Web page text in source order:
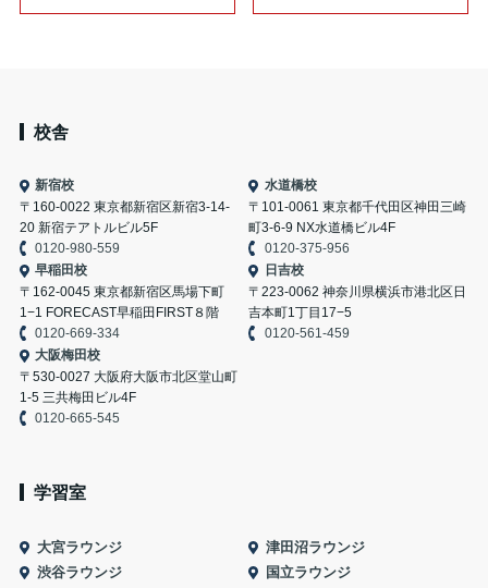
校舎
新宿校
〒160-0022 東京都新宿区新宿3-14-
20 新宿テアトルビル5F
0120-980-559
水道橋校
〒101-0061 東京都千代田区神田三崎
町3-6-9 NX水道橋ビル4F
0120-375-956
早稲田校
〒162-0045 東京都新宿区馬場下町
1−1 FORECAST早稲田FIRST８階
0120-669-334
日吉校
〒223-0062 神奈川県横浜市港北区日
吉本町1丁目17−5
0120-561-459
大阪梅田校
〒530-0027 大阪府大阪市北区堂山町
1-5 三共梅田ビル4F
0120-665-545
学習室
大宮ラウンジ
津田沼ラウンジ
渋谷ラウンジ
国立ラウンジ